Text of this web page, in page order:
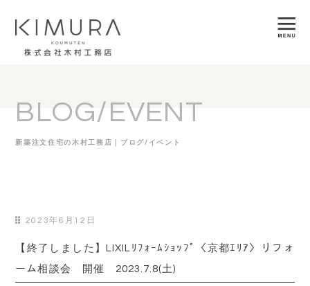
BLOG/EVENT
新築注文住宅の木村工務店｜ブログ/イベント
2023年6月12日
【終了しました】LIXILﾘﾌｫｰﾑｼｮｯﾌﾟ〈京都ｴﾘｱ〉リフォ
ーム相談会 開催 2023.7.8(土)